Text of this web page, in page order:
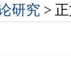
研究 >